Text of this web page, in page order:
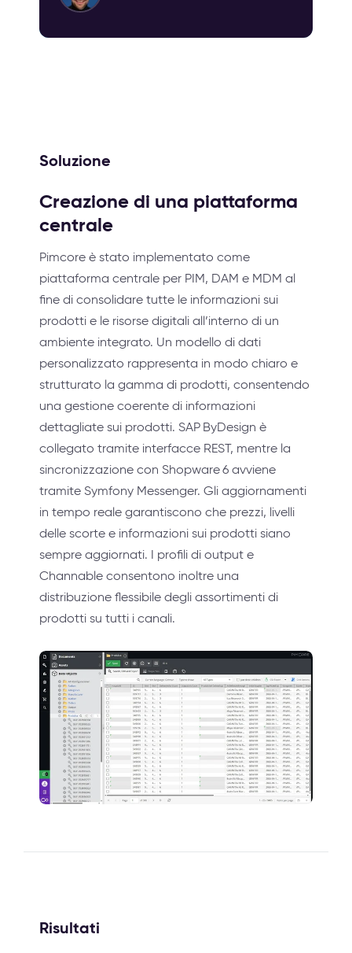
Soluzione
Creazione di una piattaforma
centrale
Pimcore è stato implementato come
piattaforma centrale per PIM, DAM e MDM al
fine di consolidare tutte le informazioni sui
prodotti e le risorse digitali all’interno di un
ambiente integrato. Un modello di dati
personalizzato rappresenta in modo chiaro e
strutturato la gamma di prodotti, consentendo
una gestione coerente di informazioni
dettagliate sui prodotti. SAP ByDesign è
collegato tramite interfacce REST, mentre la
sincronizzazione con Shopware 6 avviene
tramite Symfony Messenger. Gli aggiornamenti
in tempo reale garantiscono che prezzi, livelli
delle scorte e informazioni sui prodotti siano
sempre aggiornati. I profili di output e
Channable consentono inoltre una
distribuzione flessibile degli assortimenti di
prodotti su tutti i canali.
Risultati